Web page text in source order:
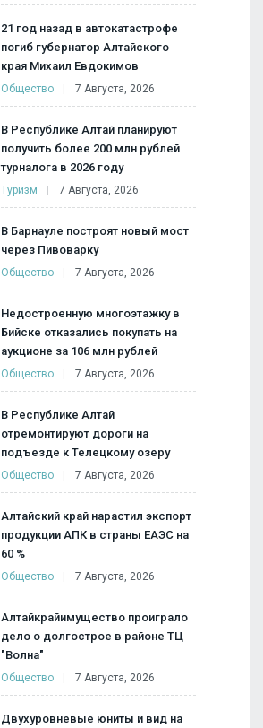
21 год назад в автокатастрофе
погиб губернатор Алтайского
края Михаил Евдокимов
Общество 7 Августа, 2026
В Республике Алтай планируют
получить более 200 млн рублей
турналога в 2026 году
Туризм 7 Августа, 2026
В Барнауле построят новый мост
через Пивоварку
Общество 7 Августа, 2026
Недостроенную многоэтажку в
Бийске отказались покупать на
аукционе за 106 млн рублей
Общество 7 Августа, 2026
В Республике Алтай
отремонтируют дороги на
подъезде к Телецкому озеру
Общество 7 Августа, 2026
Алтайский край нарастил экспорт
продукции АПК в страны ЕАЭС на
60 %
Общество 7 Августа, 2026
Алтайкрайимущество проиграло
дело о долгострое в районе ТЦ
"Волна"
Общество 7 Августа, 2026
Двухуровневые юниты и вид на